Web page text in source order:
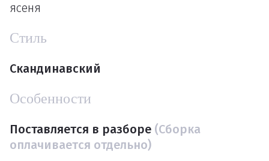
ясеня
Стиль
Скандинавский
Особенности
Поставляется в разборе (Сборка
оплачивается отдельно)